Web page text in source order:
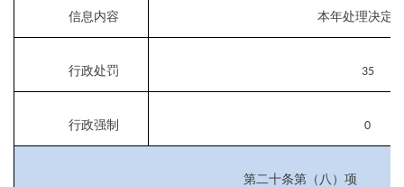
信息内容 本年处理决定
行政处罚 35
行政强制 0
第二十条第（八）项